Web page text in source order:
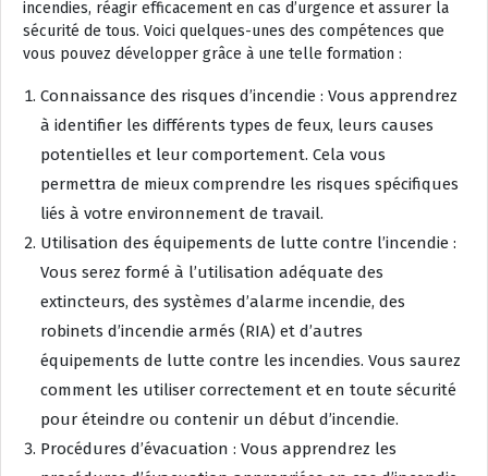
incendies, réagir efficacement en cas d’urgence et assurer la
sécurité de tous. Voici quelques-unes des compétences que
vous pouvez développer grâce à une telle formation :
Connaissance des risques d’incendie : Vous apprendrez
à identifier les différents types de feux, leurs causes
potentielles et leur comportement. Cela vous
permettra de mieux comprendre les risques spécifiques
liés à votre environnement de travail.
Utilisation des équipements de lutte contre l’incendie :
Vous serez formé à l’utilisation adéquate des
extincteurs, des systèmes d’alarme incendie, des
robinets d’incendie armés (RIA) et d’autres
équipements de lutte contre les incendies. Vous saurez
comment les utiliser correctement et en toute sécurité
pour éteindre ou contenir un début d’incendie.
Procédures d’évacuation : Vous apprendrez les